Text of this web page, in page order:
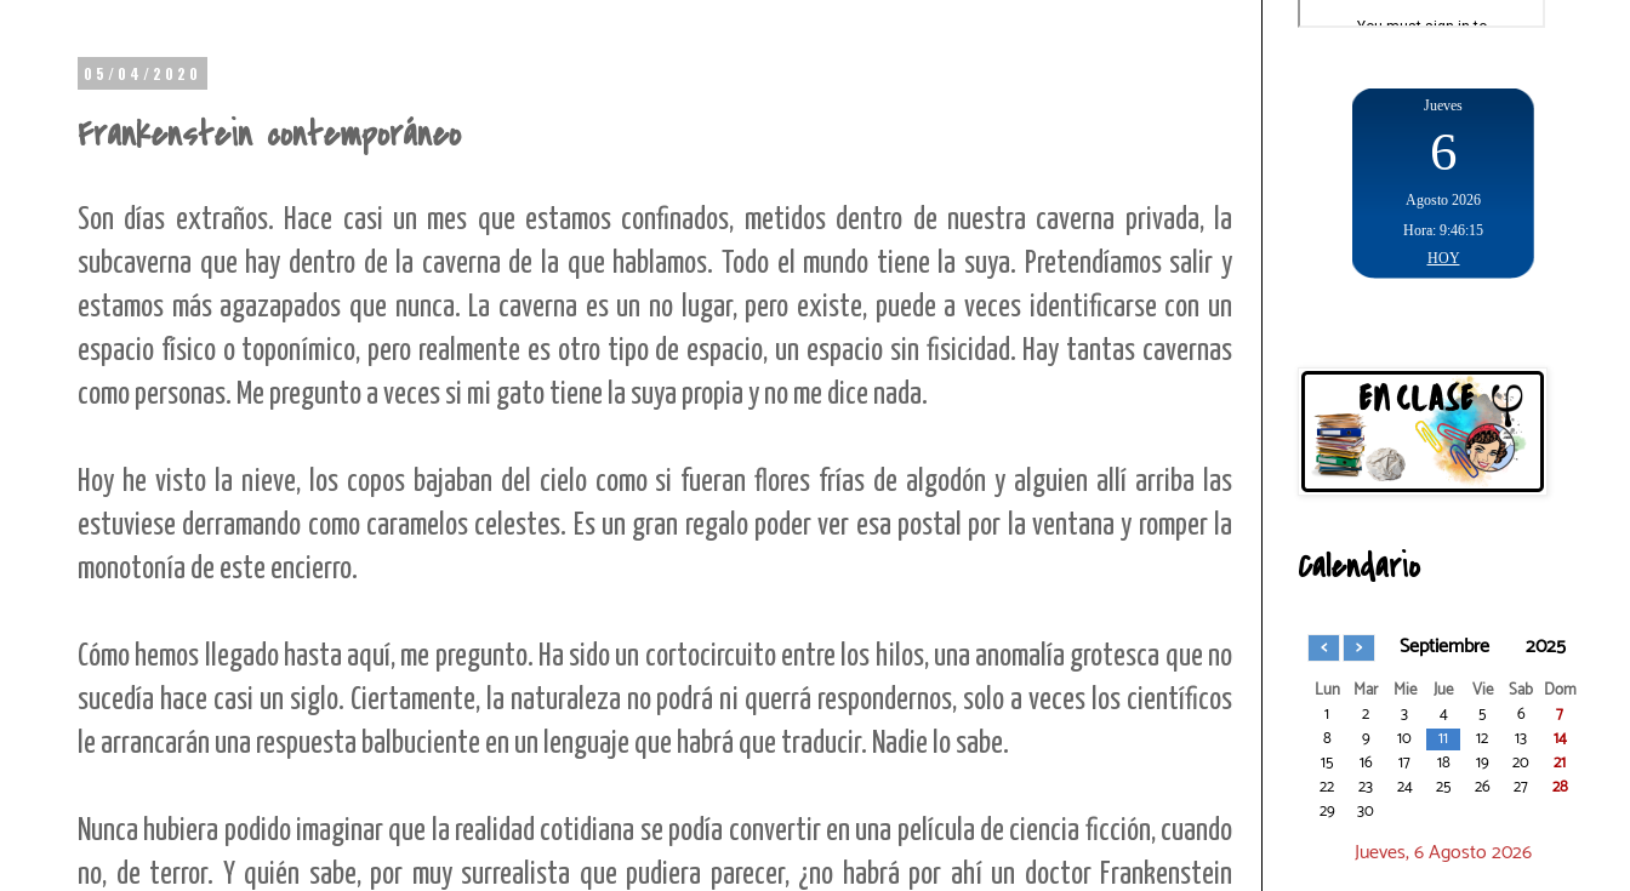
05/04/2020
Frankenstein contemporáneo
Son días extraños. Hace casi un mes que estamos confinados, metidos dentro de nuestra caverna privada, la
subcaverna que hay dentro de la caverna de la que hablamos. Todo el mundo tiene la suya. Pretendíamos salir y
estamos más agazapados que nunca. La caverna es un no lugar, pero existe, puede a veces identificarse con un
espacio físico o toponímico, pero realmente es otro tipo de espacio, un espacio sin fisicidad. Hay tantas cavernas
como personas. Me pregunto a veces si mi gato tiene la suya propia y no me dice nada.
Hoy he visto la nieve, los copos bajaban del cielo como si fueran flores frías de algodón y alguien allí arriba las
estuviese derramando como caramelos celestes. Es un gran regalo poder ver esa postal por la ventana y romper la
monotonía de este encierro.
Cómo hemos llegado hasta aquí, me pregunto. Ha sido un cortocircuito entre los hilos, una anomalía grotesca que no
sucedía hace casi un siglo. Ciertamente, la naturaleza no podrá ni querrá respondernos, solo a veces los científicos
le arrancarán una respuesta balbuciente en un lenguaje que habrá que traducir. Nadie lo sabe.
Nunca hubiera podido imaginar que la realidad cotidiana se podía convertir en una película de ciencia ficción, cuando
no, de terror. Y quién sabe, por muy surrealista que pudiera parecer, ¿no habrá por ahí un doctor Frankenstein
Calendario
Septiembre 2025
Lun Mar Mie Jue Vie Sab Dom
1
2 3 4 5 6
7
8
9 10 11 12 13
14
15
16 17 18 19 20
21
22
23 24 25 26 27
28
29
30
Jueves, 6 Agosto 2026